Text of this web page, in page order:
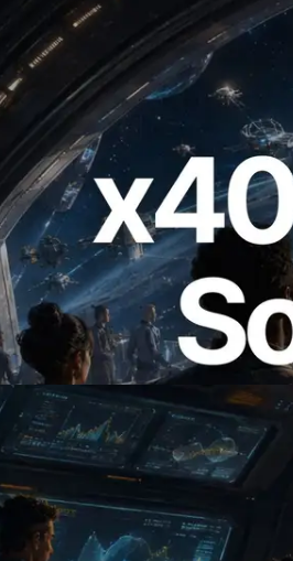
支付的 Solana RPC
API 付费的时代开启